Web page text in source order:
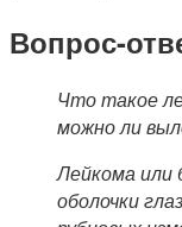
Вопрос-
Что такое
можно ли
Лейкома или
оболочки